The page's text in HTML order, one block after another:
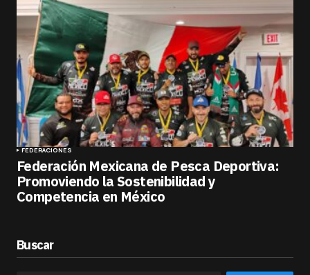
FEDERACIONES
Federación Mexicana de Pesca Deportiva:
Promoviendo la Sostenibilidad y
Competencia en México
Buscar